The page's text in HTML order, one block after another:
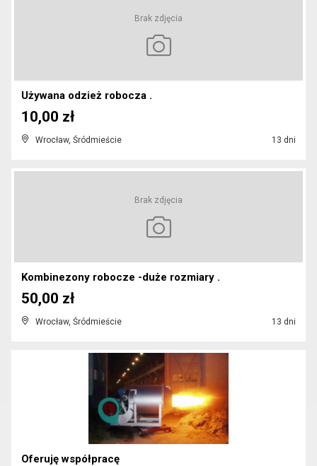
Brak zdjęcia
Używana odzież robocza .
Wrocław, Śródmieście 13 dni
10,00 zł
Brak zdjęcia
Kombinezony robocze -duże rozmiary .
Wrocław, Śródmieście 13 dni
50,00 zł
Oferuję współpracę